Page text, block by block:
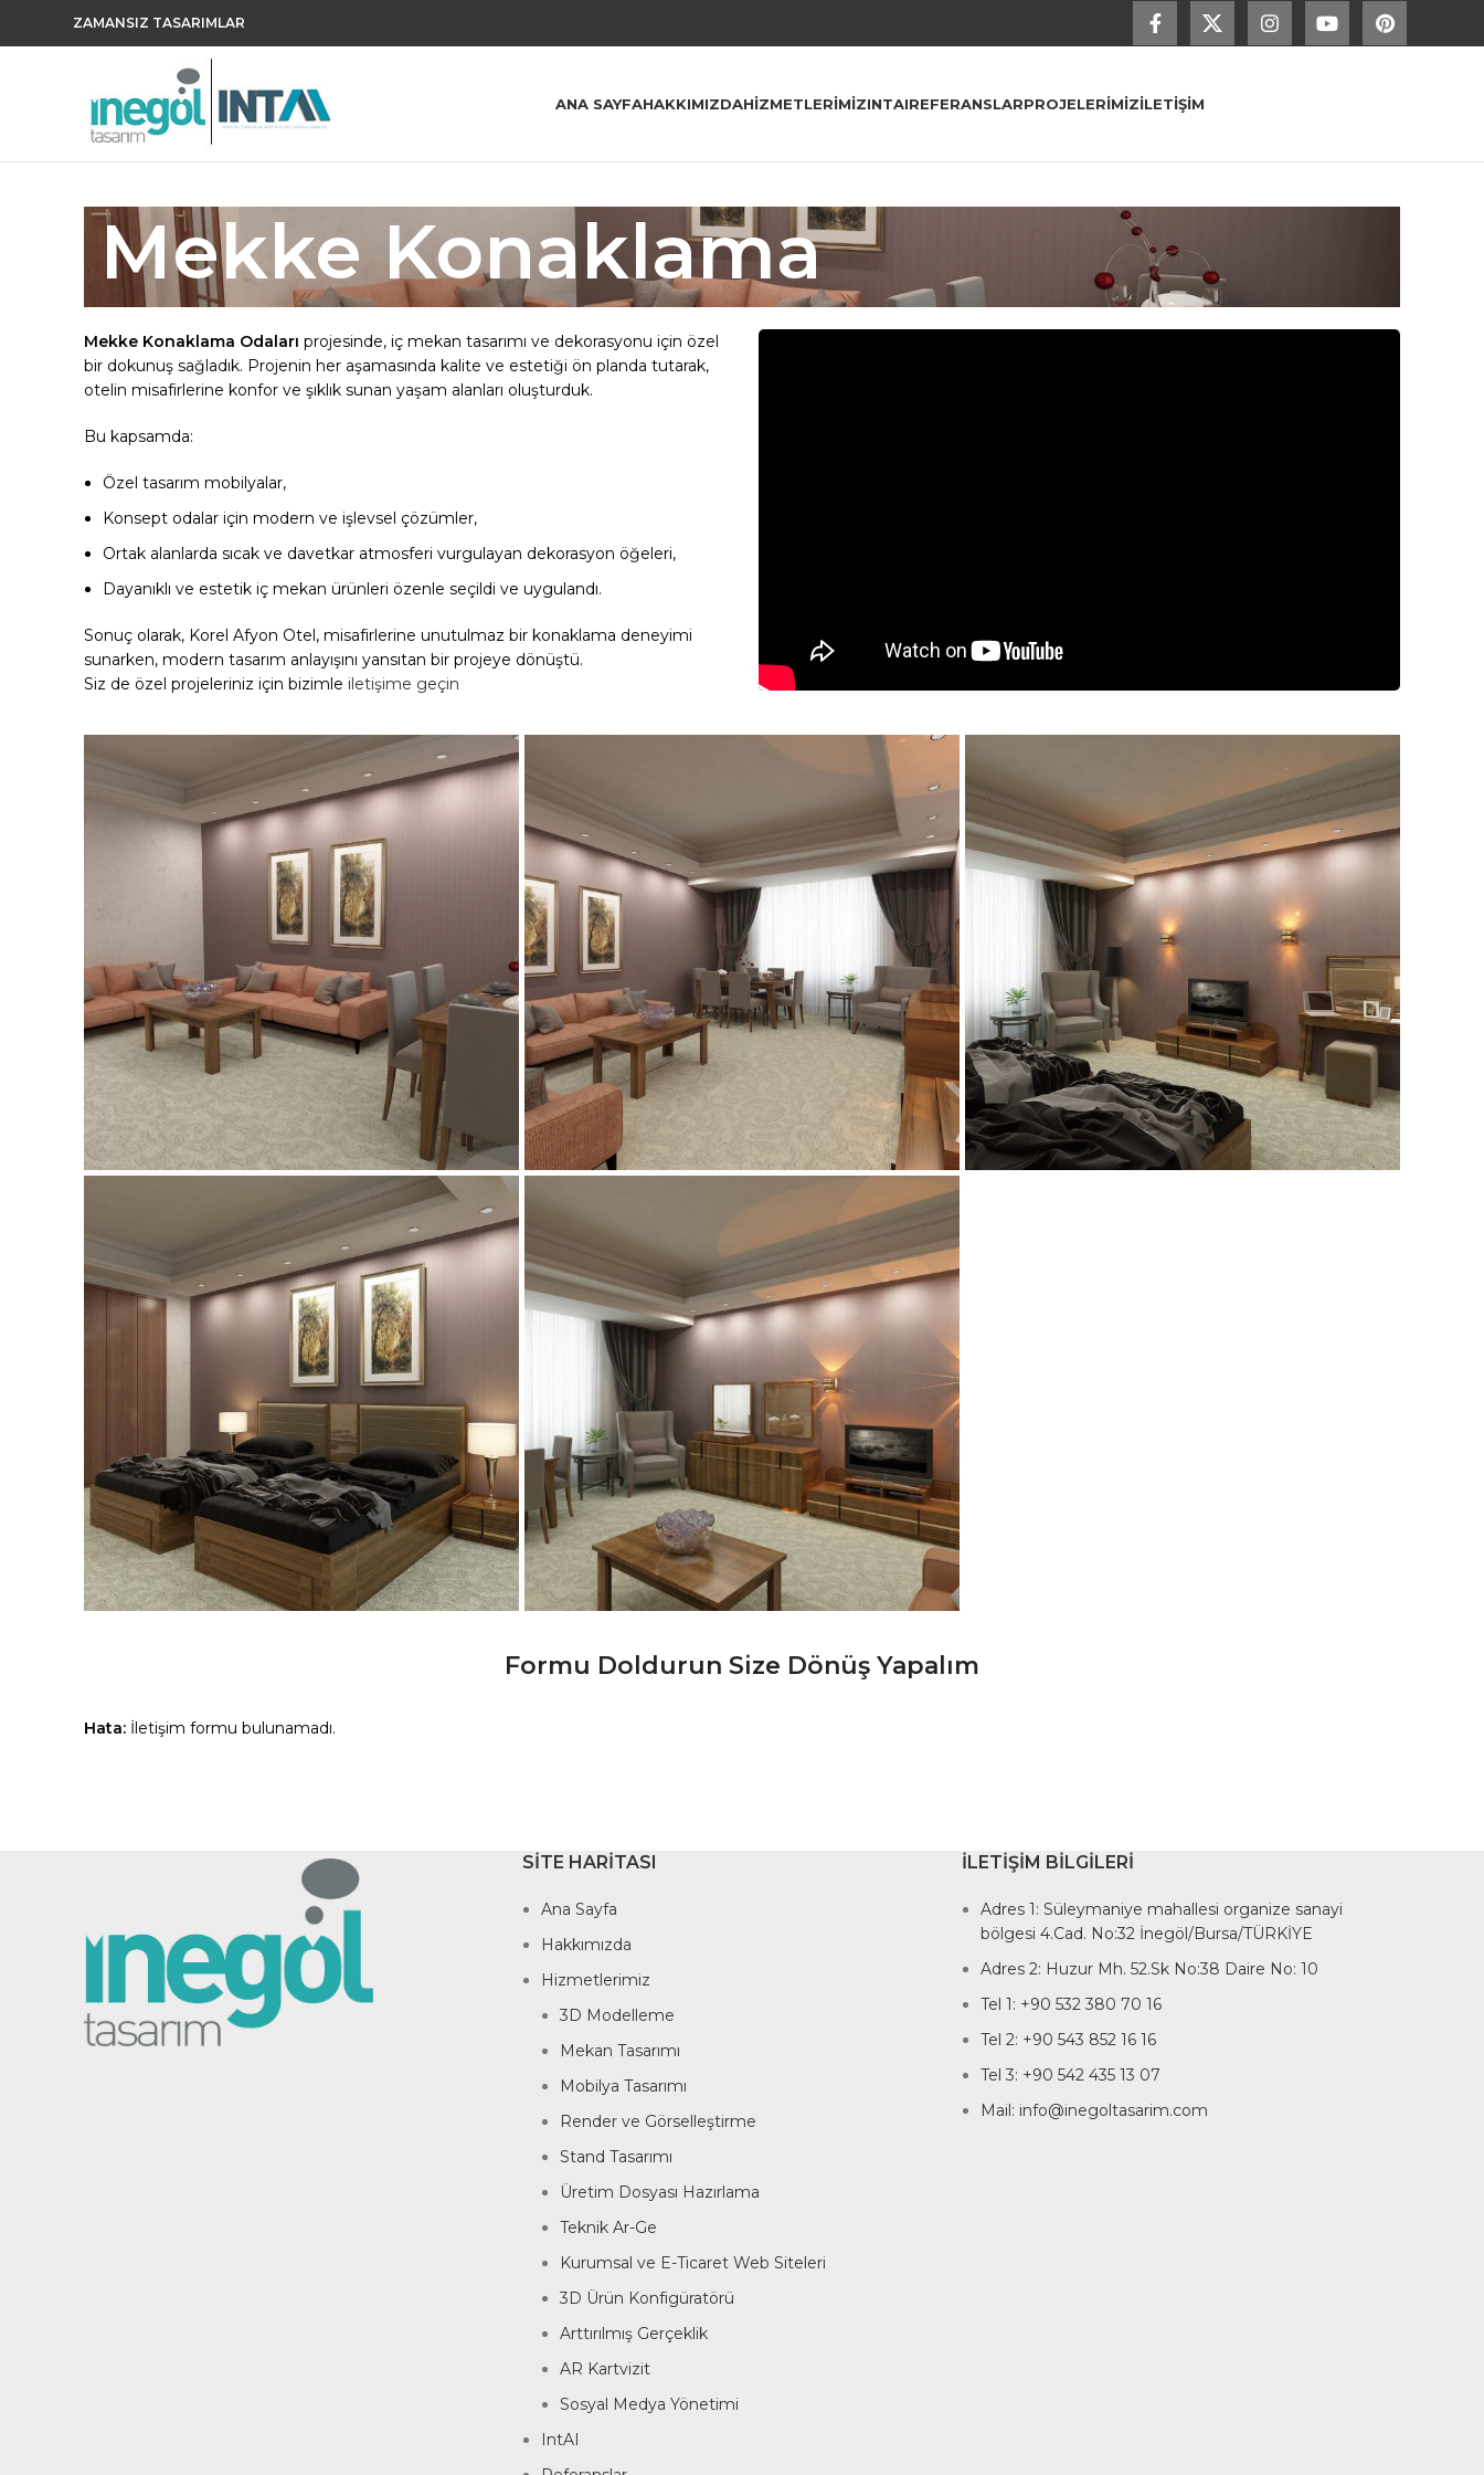
ZAMANSIZ TASARIMLAR
ANA SAYFAHAKKIMIZDAHIZMETLERIMIZINTAIREFERANSLARPROJELERIMIZİLETIŞIM
Mekke Konaklama
Mekke Konaklama Odaları projesinde, iç mekan tasarımı ve dekorasyonu için özel
bir dokunuş sağladık. Projenin her aşamasında kalite ve estetiği ön planda tutarak,
otelin misafirlerine konfor ve şıklık sunan yaşam alanları oluşturduk.
Bu kapsamda:
Özel tasarım mobilyalar,
Konsept odalar için modern ve işlevsel çözümler,
Ortak alanlarda sıcak ve davetkar atmosferi vurgulayan dekorasyon öğeleri,
Dayanıklı ve estetik iç mekan ürünleri özenle seçildi ve uygulandı.
Sonuç olarak, Korel Afyon Otel, misafirlerine unutulmaz bir konaklama deneyimi
sunarken, modern tasarım anlayışını yansıtan bir projeye dönüştü.
Siz de özel projeleriniz için bizimle iletişime geçin
Formu Doldurun Size Dönüş Yapalım
Hata: İletişim formu bulunamadı.
SITE HARITASI
Ana Sayfa
Hakkımızda
Hizmetlerimiz
3D Modelleme
Mekan Tasarımı
Mobilya Tasarımı
Render ve Görselleştirme
Stand Tasarımı
Üretim Dosyası Hazırlama
Teknik Ar-Ge
Kurumsal ve E-Ticaret Web Siteleri
3D Ürün Konfigüratörü
Arttırılmış Gerçeklik
AR Kartvizit
Sosyal Medya Yönetimi
IntAI
İLETIŞIM BILGILERI
Adres 1: Süleymaniye mahallesi organize sanayi
bölgesi 4.Cad. No:32 İnegöl/Bursa/TÜRKİYE
Adres 2: Huzur Mh. 52.Sk No:38 Daire No: 10
Tel 1: +90 532 380 70 16
Tel 2: +90 543 852 16 16
Tel 3: +90 542 435 13 07
Mail: info@inegoltasarim.com